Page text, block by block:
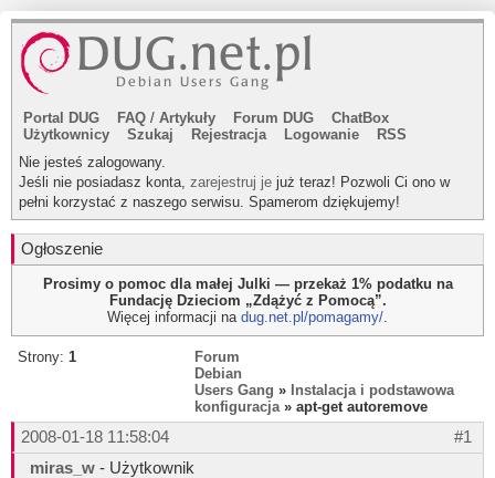
Portal DUG FAQ / Artykuły Forum DUG
ChatBox
Użytkownicy
Szukaj Rejestracja Logowanie
RSS
Nie jesteś zalogowany.
Jeśli nie posiadasz konta, zarejestruj je już teraz! Pozwoli Ci ono w
pełni korzystać z naszego serwisu. Spamerom dziękujemy!
Ogłoszenie
Prosimy o pomoc dla małej Julki — przekaż 1% podatku na
Fundację Dzieciom „Zdążyć z Pomocą”.
Więcej informacji na dug.net.pl/pomagamy/.
Strony: 1
Forum
Debian
Users Gang » Instalacja i podstawowa
konfiguracja» apt-get autoremove
#1
2008-01-18 11:58:04
miras_w - Użytkownik